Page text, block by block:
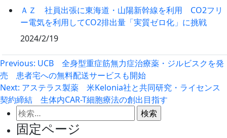
ＡＺ 社員出張に東海道・山陽新幹線を利用 CO2フリ
ー電気を利用してCO2排出量「実質ゼロ化」に挑戦
2024/2/19
投
稿
ナ
ビ
ゲ
Previous: UCB 全身型重症筋無力症治療薬・ジルビスクを発
売 患者宅への無料配送サービスも開始
Next: アステラス製薬 米Kelonia社と共同研究・ライセンス
契約締結 生体内CAR-T細胞療法の創出目指す
検
索:
固定ページ